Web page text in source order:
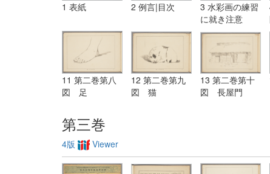
1 表紙 2 例言|目次
3 水彩画の練習
に就き注意
11 第二巻第八
図 足
12 第二巻第九
図 猫
13 第二巻第十
図 長屋門
第三巻
4版 Viewer